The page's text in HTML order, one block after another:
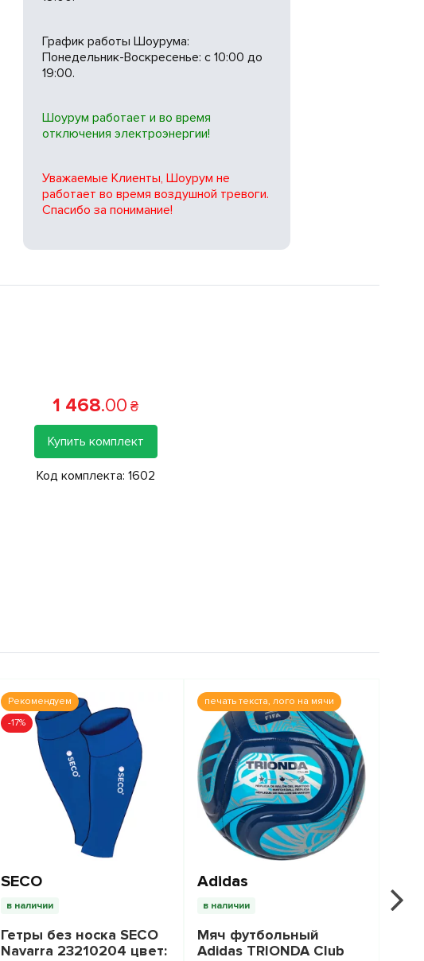
График работы Шоурума:
Понедельник-Воскресенье: с 10:00 до
19:00.
Шоурум работает и во время
отключения электроэнергии!
Уважаемые Клиенты, Шоурум не
работает во время воздушной тревоги.
Спасибо за понимание!
1 468.00 ₴
Купить комплект
Код комплекта: 1602
Рекомендуем
-17%
SECO
в наличии
Гетры без носка SECO
Navarra 23210204 цвет:
печать текста, лого на мячи
Adidas
в наличии
Мяч футбольный
Adidas TRIONDA Club
в